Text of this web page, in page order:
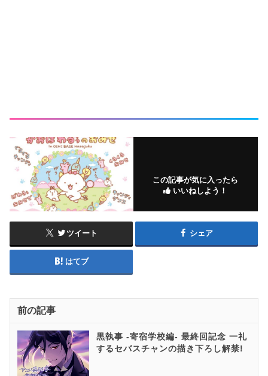
この記事が気に入ったら
いいねしよう！
ツイート シェア
はてブ
前の記事
黒執事 -寄宿学校編- 最終回記念 一礼
するセバスチャンの描き下ろし解禁!